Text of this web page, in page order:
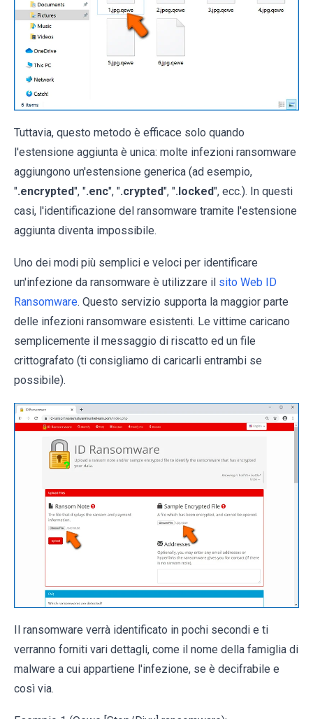
Tuttavia, questo metodo è efficace solo quando
l'estensione aggiunta è unica: molte infezioni ransomware
aggiungono un'estensione generica (ad esempio,
".encrypted", ".enc", ".crypted", ".locked", ecc.). In questi
casi, l'identificazione del ransomware tramite l'estensione
aggiunta diventa impossibile.
Uno dei modi più semplici e veloci per identificare
un'infezione da ransomware è utilizzare il sito Web ID
Ransomware. Questo servizio supporta la maggior parte
delle infezioni ransomware esistenti. Le vittime caricano
semplicemente il messaggio di riscatto ed un file
crittografato (ti consigliamo di caricarli entrambi se
possibile).
Il ransomware verrà identificato in pochi secondi e ti
verranno forniti vari dettagli, come il nome della famiglia di
malware a cui appartiene l'infezione, se è decifrabile e
così via.